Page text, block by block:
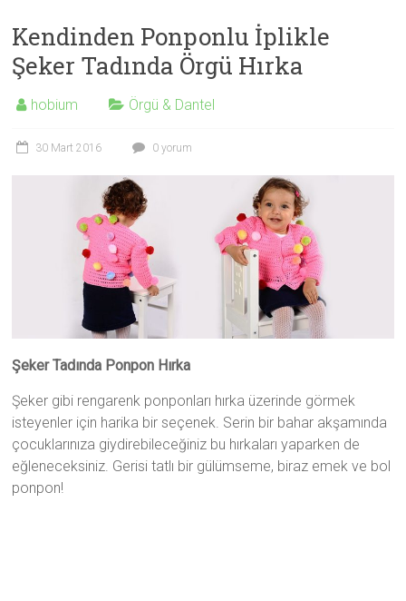
Kendinden Ponponlu İplikle
Şeker Tadında Örgü Hırka
hobium Örgü & Dantel
30 Mart 2016 0 yorum
Şeker Tadında Ponpon Hırka
Şeker gibi rengarenk ponponları hırka üzerinde görmek
isteyenler için harika bir seçenek. Serin bir bahar akşamında
çocuklarınıza giydirebileceğiniz bu hırkaları yaparken de
eğleneceksiniz. Gerisi tatlı bir gülümseme, biraz emek ve bol
ponpon!